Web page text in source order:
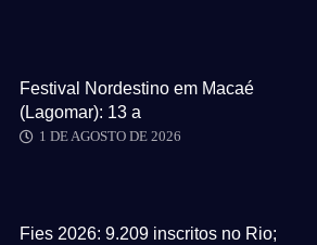
Festival Nordestino em Macaé
(Lagomar): 13 a
1 DE AGOSTO DE 2026
Fies 2026: 9.209 inscritos no Rio;